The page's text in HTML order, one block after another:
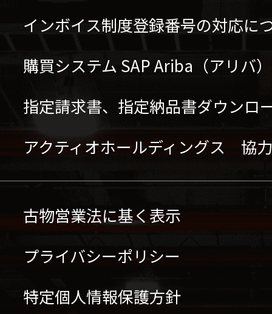
インボイス制度登録番号の対応に
購買システム SAP Ariba（アリバ
指定請求書、指定納品書ダウンロ
アクティオホールディングス 協
古物営業法に基く表示
プライバシーポリシー
特定個人情報保護方針